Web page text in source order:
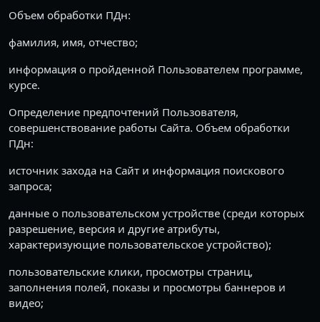
Объем обработки ПДн:
фамилия, имя, отчество;
информация о пройденной Пользователем программе,
курсе.
Определение предпочтений Пользователя,
совершенствование работы Сайта. Объем обработки
ПДн:
источник захода на Сайт и информация поискового
запроса;
данные о пользовательском устройстве (среди которых
разрешение, версия и другие атрибуты,
характеризующие пользовательское устройство);
пользовательские клики, просмотры страниц,
заполнения полей, показы и просмотры баннеров и
видео;